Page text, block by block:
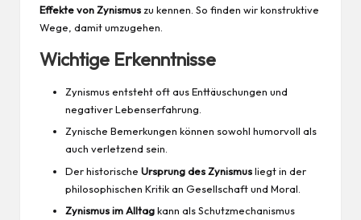
Effekte von Zynismuszu kennen. So finden wir konstruktive
Wege, damit umzugehen.
Wichtige Erkenntnisse
Zynismus entsteht oft aus Enttäuschungen und
negativer Lebenserfahrung.
Zynische Bemerkungen können sowohl humorvoll als
auch verletzend sein.
Der historische Ursprung des Zynismusliegt in der
philosophischen Kritik an Gesellschaft und Moral.
Zynismus im Alltagkann als Schutzmechanismus